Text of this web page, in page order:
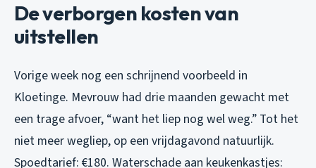
De verborgen kosten van
uitstellen
Vorige week nog een schrijnend voorbeeld in
Kloetinge. Mevrouw had drie maanden gewacht met
een trage afvoer, “want het liep nog wel weg.” Tot het
niet meer wegliep, op een vrijdagavond natuurlijk.
Spoedtarief: €180. Waterschade aan keukenkastjes: